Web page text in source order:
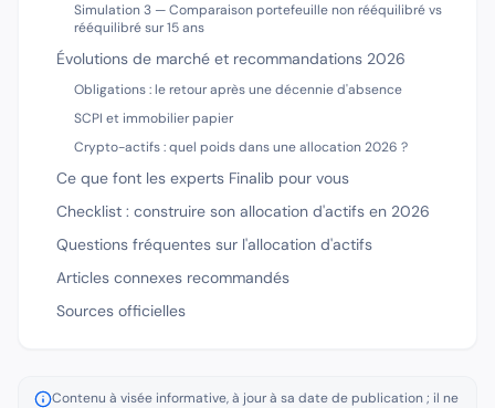
Simulation 3 — Comparaison portefeuille non rééquilibré vs
rééquilibré sur 15 ans
Évolutions de marché et recommandations 2026
Obligations : le retour après une décennie d'absence
SCPI et immobilier papier
Crypto-actifs : quel poids dans une allocation 2026 ?
Ce que font les experts Finalib pour vous
Checklist : construire son allocation d'actifs en 2026
Questions fréquentes sur l'allocation d'actifs
Articles connexes recommandés
Sources officielles
Contenu à visée informative, à jour à sa date de publication ; il ne